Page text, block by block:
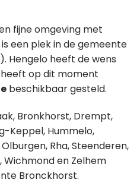
fijne omgeving met
een plek in de gemeente
Hengelo heeft de wens
op dit moment
beschikbaar gesteld.
Bronkhorst, Drempt,
Keppel, Hummelo,
Rha, Steenderen,
Wichmond en Zelhem
Bronckhorst.